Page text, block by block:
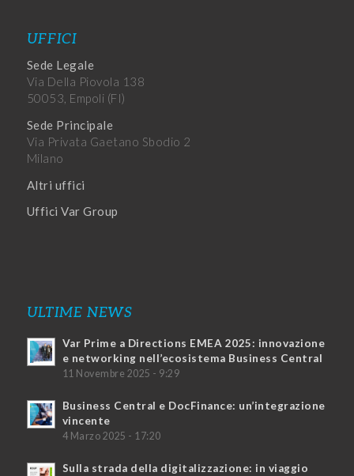
UFFICI
Sede Legale
Via Della Piovola 138
50053, Empoli (FI)
Sede Principale
Via Privata Gaetano Sbodio 2
Milano
Altri uffici
Uffici Var Group
ULTIME NEWS
Var Prime a Directions EMEA 2025: innovazione
e networking nell’ecosistema Business Central
11 Novembre 2025 - 9:29
Business Central e DocFinance: un’integrazione
vincente
4 Marzo 2025 - 17:20
Sulla strada della digitalizzazione: in viaggio